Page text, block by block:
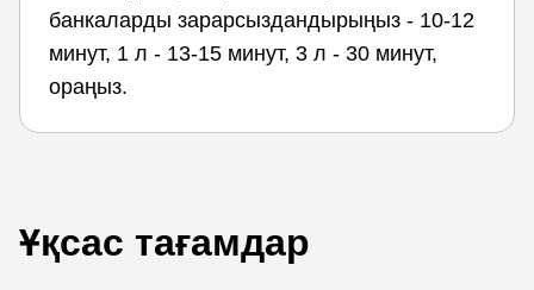
банкаларды зарарсыздандырыңыз - 10-12
минут, 1 л - 13-15 минут, 3 л - 30 минут,
ораңыз.
Ұқсас тағамдар